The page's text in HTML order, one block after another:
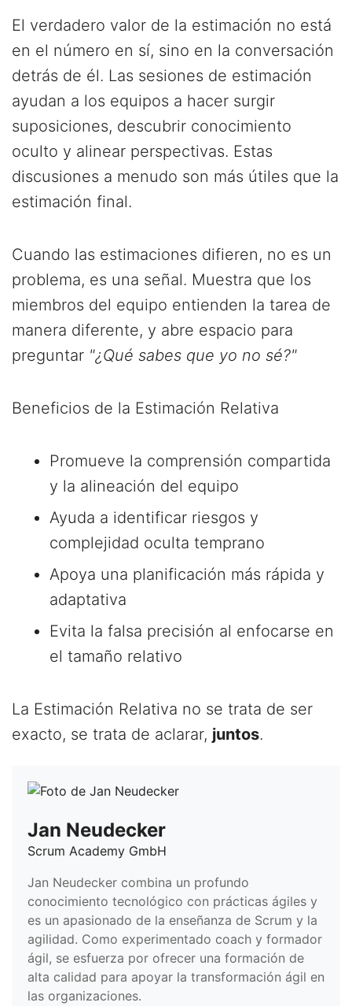
El verdadero valor de la estimación no está
en el número en sí, sino en la conversación
detrás de él. Las sesiones de estimación
ayudan a los equipos a hacer surgir
suposiciones, descubrir conocimiento
oculto y alinear perspectivas. Estas
discusiones a menudo son más útiles que la
estimación final.
Cuando las estimaciones difieren, no es un
problema, es una señal. Muestra que los
miembros del equipo entienden la tarea de
manera diferente, y abre espacio para
preguntar "¿Qué sabes que yo no sé?"
Beneficios de la Estimación Relativa
Promueve la comprensión compartida
y la alineación del equipo
Ayuda a identificar riesgos y
complejidad oculta temprano
Apoya una planificación más rápida y
adaptativa
Evita la falsa precisión al enfocarse en
el tamaño relativo
La Estimación Relativa no se trata de ser
exacto, se trata de aclarar, juntos.
Jan Neudecker
Scrum Academy GmbH
Jan Neudecker combina un profundo
conocimiento tecnológico con prácticas ágiles y
es un apasionado de la enseñanza de Scrum y la
agilidad. Como experimentado coach y formador
ágil, se esfuerza por ofrecer una formación de
alta calidad para apoyar la transformación ágil en
las organizaciones.